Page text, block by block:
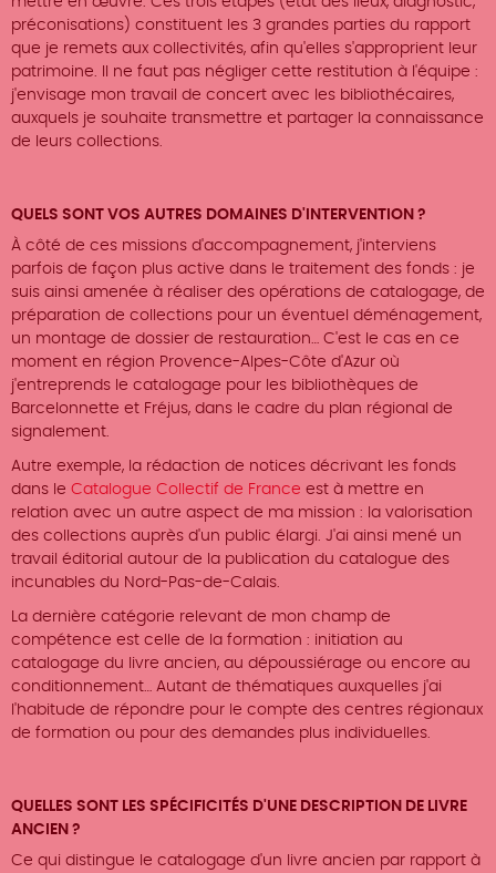
préconisations) constituent les 3 grandes parties du rapport
que je remets aux collectivités, afin qu'elles s'approprient leur
patrimoine. Il ne faut pas négliger cette restitution à l'équipe :
j'envisage mon travail de concert avec les bibliothécaires,
auxquels je souhaite transmettre et partager la connaissance
de leurs collections.
QUELS SONT VOS AUTRES DOMAINES D'INTERVENTION ?
À côté de ces missions d'accompagnement, j'interviens
parfois de façon plus active dans le traitement des fonds : je
suis ainsi amenée à réaliser des opérations de catalogage, de
préparation de collections pour un éventuel déménagement,
un montage de dossier de restauration… C'est le cas en ce
moment en région Provence-Alpes-Côte d'Azur où
j'entreprends le catalogage pour les bibliothèques de
Barcelonnette et Fréjus, dans le cadre du plan régional de
signalement.
Autre exemple, la rédaction de notices décrivant les fonds
dans le Catalogue Collectif de France est à mettre en
relation avec un autre aspect de ma mission : la valorisation
des collections auprès d'un public élargi. J'ai ainsi mené un
travail éditorial autour de la publication du catalogue des
incunables du Nord-Pas-de-Calais.
La dernière catégorie relevant de mon champ de
compétence est celle de la formation : initiation au
catalogage du livre ancien, au dépoussiérage ou encore au
conditionnement… Autant de thématiques auxquelles j'ai
l'habitude de répondre pour le compte des centres régionaux
de formation ou pour des demandes plus individuelles.
QUELLES SONT LES SPÉCIFICITÉS D'UNE DESCRIPTION DE LIVRE
ANCIEN ?
Ce qui distingue le catalogage d'un livre ancien par rapport à